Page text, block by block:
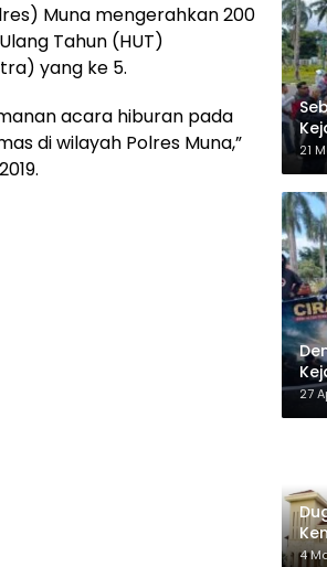
Muna mengerahkan 200
Tahun (HUT)
yang ke 5.
acara hiburan pada
di wilayah Polres Muna,”
21
27
4